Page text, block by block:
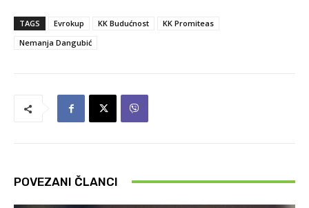
TAGS Evrokup KK Budućnost
KK Promiteas
Nemanja Dangubić
POVEZANI ČLANCI